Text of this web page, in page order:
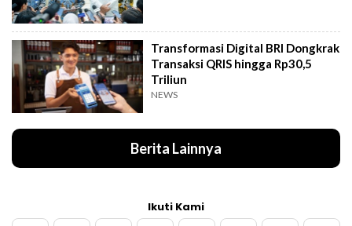
Transformasi Digital BRI Dongkrak
Transaksi QRIS hingga Rp30,5
Triliun
NEWS
Berita Lainnya
Ikuti Kami